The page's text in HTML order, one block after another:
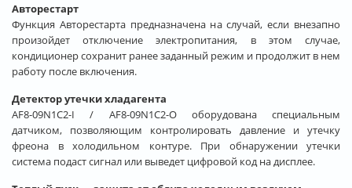
Авторестарт
Функция Авторестарта предназначена на случай, если внезапно
произойдет отключение электропитания, в этом случае,
кондиционер сохранит ранее заданный режим и продолжит в нем
работу после включения.
Детектор утечки хладагента
AF8-09N1C2-I / AF8-09N1C2-O оборудована специальным
датчиком, позволяющим контролировать давление и утечку
фреона в холодильном контуре. При обнаружении утечки
система подаст сигнал или выведет цифровой код на дисплее.